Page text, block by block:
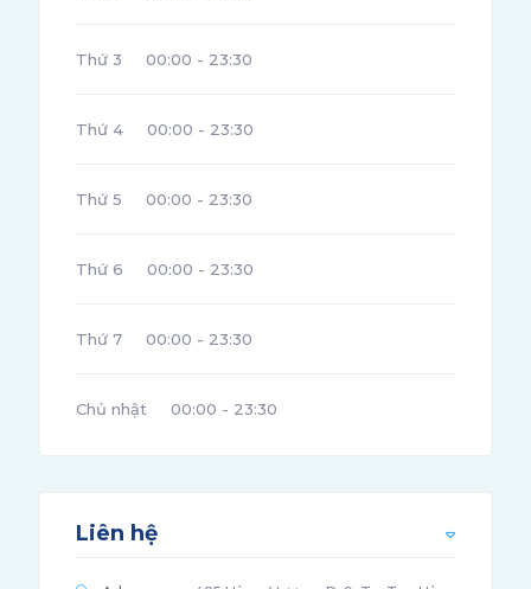
Thứ 3 00:00 - 23:30
Thứ 4 00:00 - 23:30
Thứ 5 00:00 - 23:30
Thứ 6 00:00 - 23:30
Thứ 7 00:00 - 23:30
Chủ nhật 00:00 - 23:30
Liên hệ